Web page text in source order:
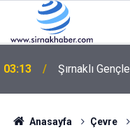
03:13 Şırnaklı
Anasayfa Çevre